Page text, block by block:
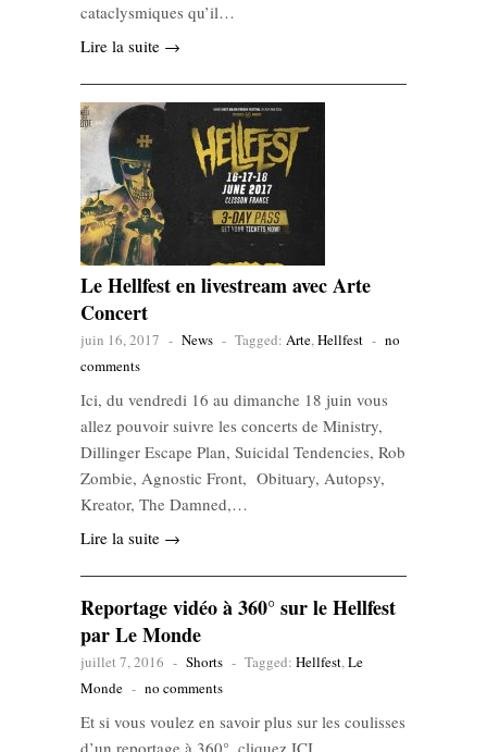
cataclysmiques qu’il…
Lire la suite →
Le Hellfest en livestream avec Arte
Concert
juin 16, 2017 - News - Tagged: Arte,Hellfest - no
comments
Ici, du vendredi 16 au dimanche 18 juin vous
allez pouvoir suivre les concerts de Ministry,
Dillinger Escape Plan, Suicidal Tendencies, Rob
Zombie, Agnostic Front, Obituary, Autopsy,
Kreator, The Damned,…
Lire la suite →
Reportage vidéo à 360° sur le Hellfest
par Le Monde
juillet 7, 2016 - Shorts - Tagged: Hellfest,Le
Monde - no comments
Et si vous voulez en savoir plus sur les coulisses